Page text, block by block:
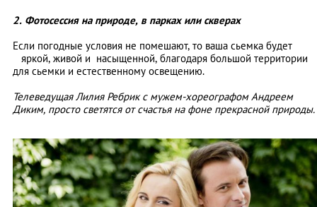
2. Фотосессия на природе, в парках или скверах
Если погодные условия не помешают, то ваша сьемка будет
яркой, живой и насыщенной, благодаря большой территории
для сьемки и естественному освещению.
Телеведущая Лилия Ребрик с мужем-хореографом Андреем
Диким, просто светятся от счастья на фоне прекрасной природы.